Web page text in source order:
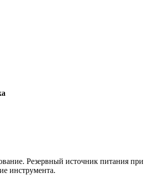
Резервный источник питания при
инструмента.